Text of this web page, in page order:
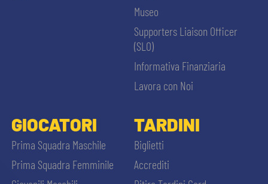
Museo
Supporters Liaison Officer
(SLO)
Informativa Finanziaria
Lavora con Noi
GIOCATORI
Prima Squadra Maschile
Prima Squadra Femminile
TARDINI
Biglietti
Accrediti